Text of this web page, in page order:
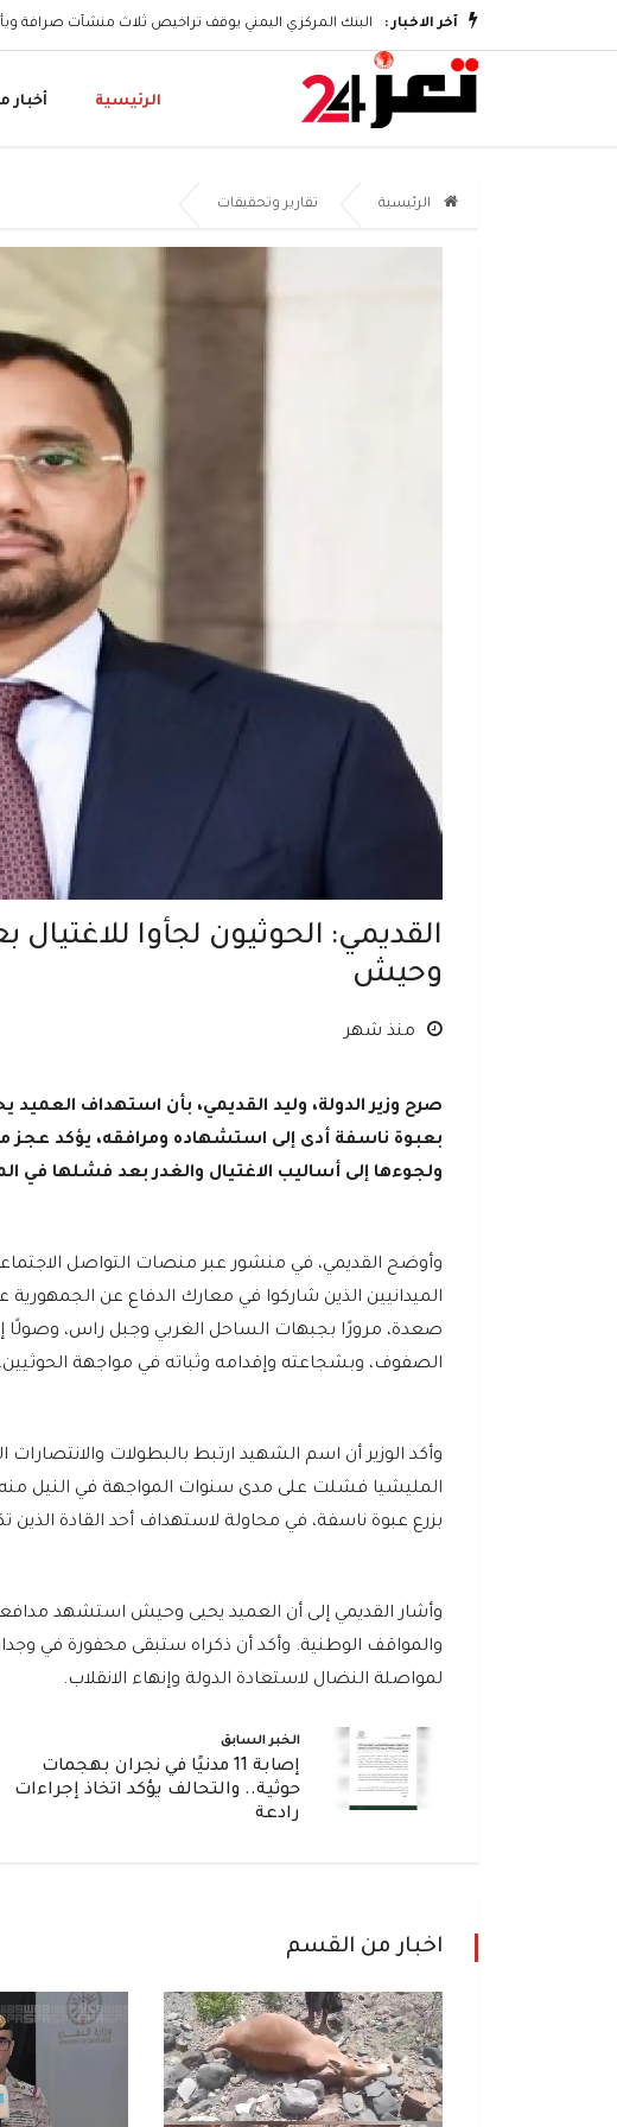
آخر الاخبار : البنك المركزي اليمني يوقف تراخيص ثلاث منشآت صرافة
الرئيسية أخبار
الرئيسية تقارير وتحقيقات
القديمي: الحوثيون لجأوا
وحيش
منذ شهر
صرح وزير الدولة، وليد القديمي، بأن استهداف العميد
بعبوة ناسفة أدى إلى استشهاده ومرافقه، يؤكد عجز
ولجوءها إلى أساليب الاغتيال والغدر بعد فشلها في
وأوضح القديمي، في منشور عبر منصات التواصل
الميدانيين الذين شاركوا في معارك الدفاع عن
صعدة، مرورًا بجبهات الساحل الغربي وجبل راس، وصولًا
الصفوف، وبشجاعته وإقدامه وثباته في مواجهة الحوثيين.
وأكد الوزير أن اسم الشهيد ارتبط بالبطولات
المليشيا فشلت على مدى سنوات المواجهة في النيل منه
بزرع عبوة ناسفة، في محاولة لاستهداف أحد القادة الذين
وأشار القديمي إلى أن العميد يحيى وحيش استشهد
والمواقف الوطنية. وأكد أن ذكراه ستبقى محفورة في
لمواصلة النضال لاستعادة الدولة وإنهاء الانقلاب.
الخبر السابق
إصابة 11 مدنيًا في نجران بهجمات
حوثية.. والتحالف يؤكد اتخاذ إجراءات
رادعة
اخبار من القسم